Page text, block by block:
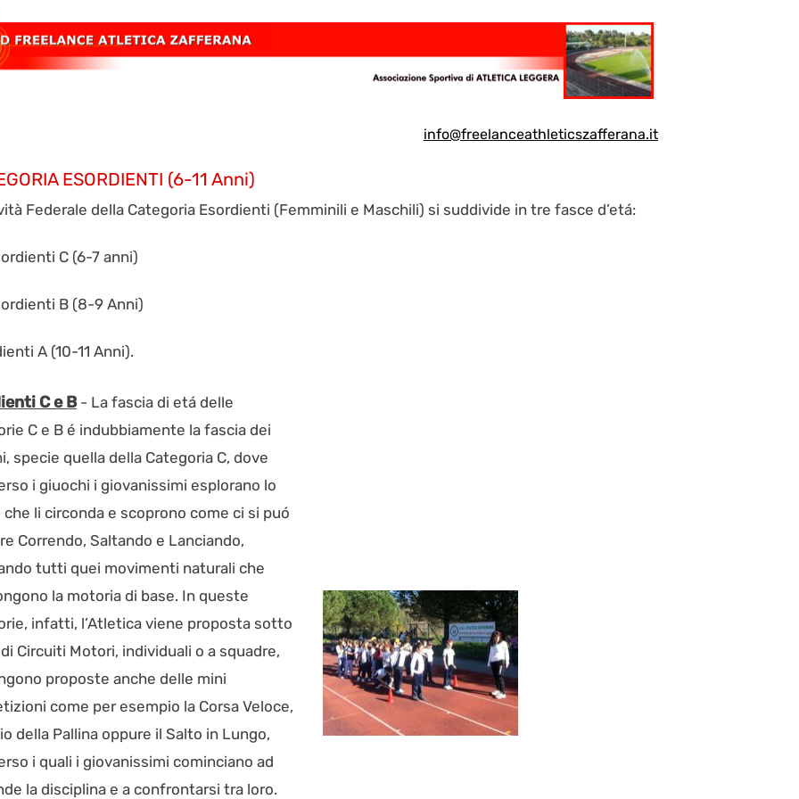
info@freelanceathleticszafferana.it
ESORDIENTI (6-11 Anni)
à Federale della Categoria Esordienti (Femminili e Maschili) si suddivide in tre fasce d’etá:
C (6-7 anni)
B (8-9 Anni)
A (10-11 Anni).
C e B- La fascia di etá delle
C e B é indubbiamente la fascia dei
specie quella della Categoria C, dove
i giuochi i giovanissimi esplorano lo
che li circonda e scoprono come ci si puó
Correndo, Saltando e Lanciando,
tutti quei movimenti naturali che
la motoria di base. In queste
infatti, l’Atletica viene proposta sotto
Circuiti Motori, individuali o a squadre,
proposte anche delle mini
come per esempio la Corsa Veloce,
della Pallina oppure il Salto in Lungo,
i quali i giovanissimi cominciano ad
la disciplina e a confrontarsi tra loro.